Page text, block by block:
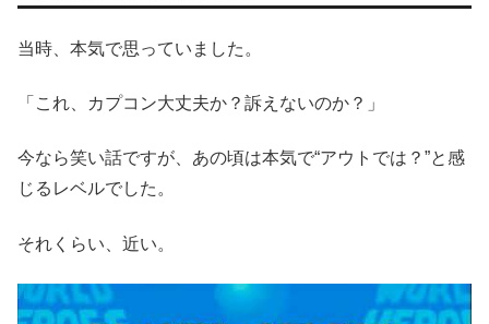
当時、本気で思っていました。
「これ、カプコン大丈夫か？訴えないのか？」
今なら笑い話ですが、あの頃は本気で“アウトでは？”と感
じるレベルでした。
それくらい、近い。